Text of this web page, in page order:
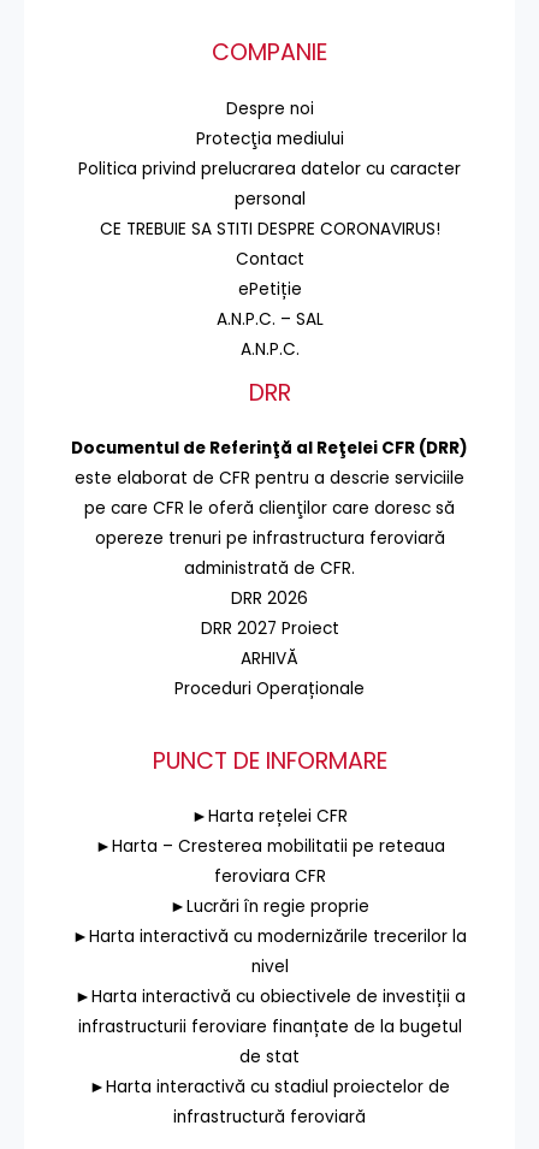
COMPANIE
Despre noi
Protecţia mediului
Politica privind prelucrarea datelor cu caracter
personal
CE TREBUIE SA STITI DESPRE CORONAVIRUS!
Contact
ePetiție
A.N.P.C. – SAL
A.N.P.C.
DRR
Documentul de Referinţă al Reţelei CFR (DRR)
este elaborat de CFR pentru a descrie serviciile
pe care CFR le oferă clienţilor care doresc să
opereze trenuri pe infrastructura feroviară
administrată de CFR.
DRR 2026
DRR 2027 Proiect
ARHIVĂ
Proceduri Operaționale
PUNCT DE INFORMARE
►Harta rețelei CFR
►Harta – Cresterea mobilitatii pe reteaua
feroviara CFR
►Lucrări în regie proprie
►Harta interactivă cu modernizările trecerilor la
nivel
►Harta interactivă cu obiectivele de investiții a
infrastructurii feroviare finanțate de la bugetul
de stat
►Harta interactivă cu stadiul proiectelor de
infrastructură feroviară